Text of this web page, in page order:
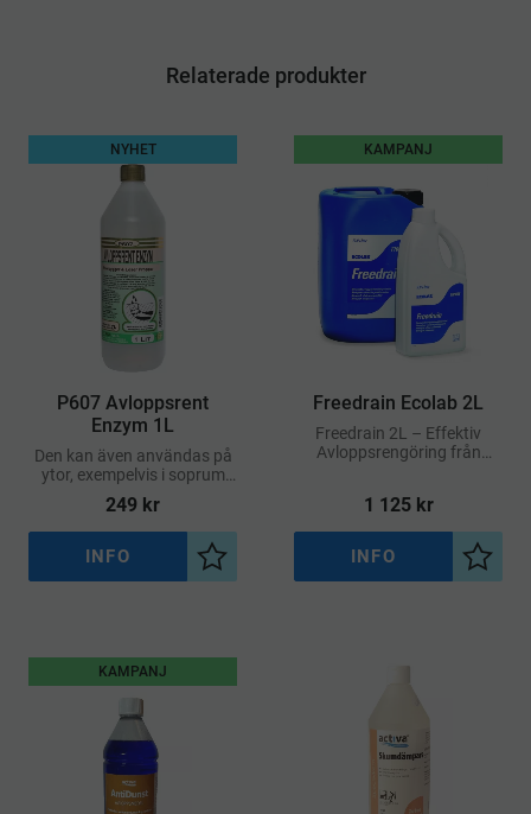
Relaterade produkter
​P607 Avloppsrent
Enzym 1L
Den kan även användas på
ytor, exempelvis i soprum
och runt golvbrunnar, där
den över tid bryter ner fett
och motverkar dålig lukt
249 kr
NYHET
Lägg till i önskelista
INFO
​Freedrain Ecolab 2L
Freedrain 2L – Effektiv
Avloppsrengöring från
1 125kr
KAMPANJ
Lägg
INFO
KAMPANJ